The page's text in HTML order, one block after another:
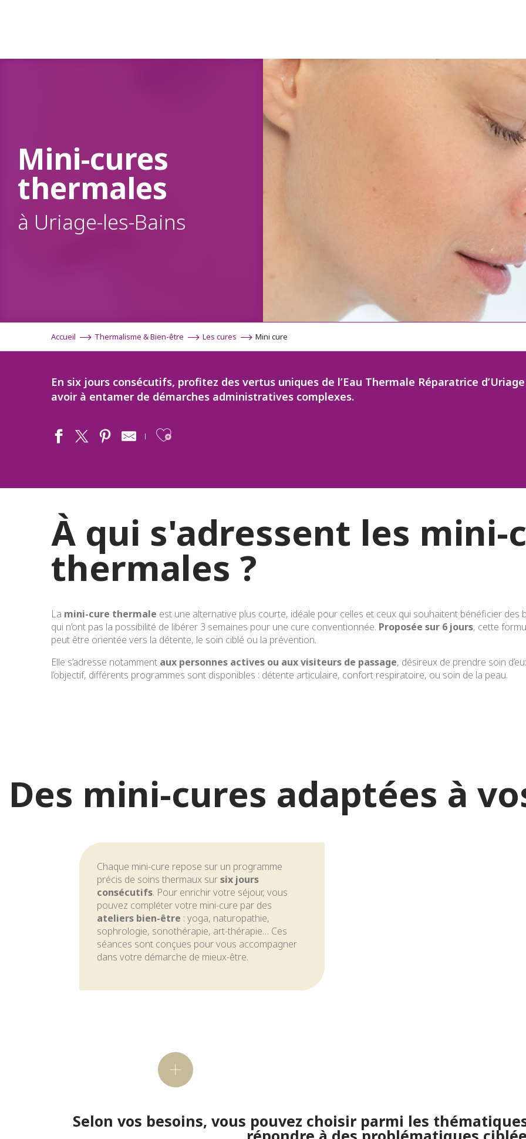
Mini-cures
thermales
à Uriage-les-Bains
Accueil Thermalisme & Bien-être Les cures Mini cure
En six jours consécutifs, profitez des vertus uniques de l’Eau Thermale Réparatrice
avoir à entamer de démarches administratives complexes.
Ajouter aux favoris
À qui s'adressent les mini-
thermales ?
La mini-cure thermale est une alternative plus courte, idéale pour celles et ceux qui souhaitent bénéficier des
qui n’ont pas la possibilité de libérer 3 semaines pour une cure conventionnée. Proposée sur 6 jours, cette
peut être orientée vers la détente, le soin ciblé ou la prévention.
Elle s’adresse notamment aux personnes actives ou aux visiteurs de passage, désireux de prendre soin
l’objectif, différents programmes sont disponibles : détente articulaire, confort respiratoire, ou soin de la peau.
Des mini-cures adaptées à
Chaque mini-cure repose sur un programme
précis de soins thermaux sursix jours
consécutifs. Pour enrichir votre séjour, vous
pouvez compléter votre mini-cure par des
ateliers bien-être : yoga, naturopathie,
sophrologie, sonothérapie, art-thérapie… Ces
séances sont conçues pour vous accompagner
dans votre démarche de mieux-être.
Selon vos besoins, vous pouvez choisir parmi les